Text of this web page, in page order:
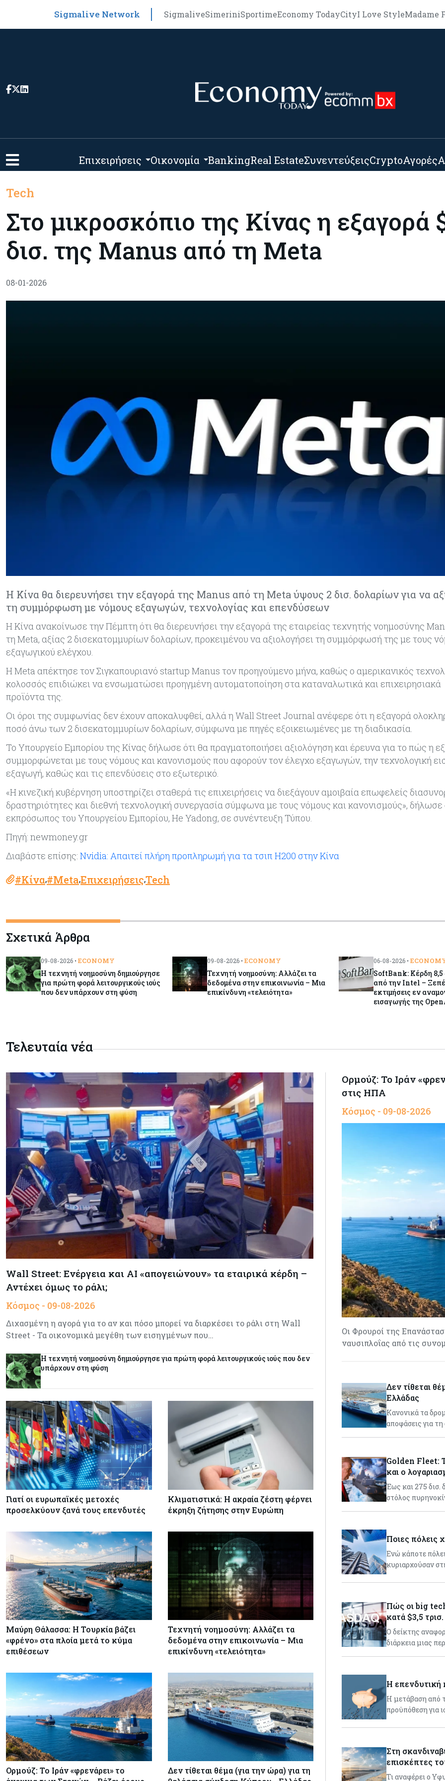
Sigmalive Network SigmaliveSimeriniSportimeEconomy TodayCityI Love StyleMadame
Επιχειρήσεις Οικονομία BankingReal EstateΣυνεντεύξειςCryptoΑγορές
Tech
Στο μικροσκόπιο της Κίνας η εξαγορά
δισ. της Manus από τη Meta
08-01-2026
Η Κίνα θα διερευνήσει την εξαγορά της Manus από τη Meta ύψους 2 δισ. δολαρίων για να
τη συμμόρφωση με νόμους εξαγωγών, τεχνολογίας και επενδύσεων
Η Κίνα ανακοίνωσε την Πέμπτη ότι θα διερευνήσει την εξαγορά της εταιρείας τεχνητής νοημοσύνης
τη Meta, αξίας 2 δισεκατομμυρίων δολαρίων, προκειμένου να αξιολογήσει τη συμμόρφωσή της με τους
εξαγωγικού ελέγχου.
Η Meta απέκτησε τον Σιγκαπουριανό startup Manus τον προηγούμενο μήνα, καθώς ο αμερικανικός
κολοσσός επιδιώκει να ενσωματώσει προηγμένη αυτοματοποίηση στα καταναλωτικά και επιχειρησιακά
προϊόντα της.
Οι όροι της συμφωνίας δεν έχουν αποκαλυφθεί, αλλά η Wall Street Journal ανέφερε ότι η εξαγορά
ποσό άνω των 2 δισεκατομμυρίων δολαρίων, σύμφωνα με πηγές εξοικειωμένες με τη διαδικασία.
Το Υπουργείο Εμπορίου της Κίνας δήλωσε ότι θα πραγματοποιήσει αξιολόγηση και έρευνα για το πώς η
συμμορφώνεται με τους νόμους και κανονισμούς που αφορούν τον έλεγχο εξαγωγών, την τεχνολογική
εξαγωγή, καθώς και τις επενδύσεις στο εξωτερικό.
«Η κινεζική κυβέρνηση υποστηρίζει σταθερά τις επιχειρήσεις να διεξάγουν αμοιβαία επωφελείς
δραστηριότητες και διεθνή τεχνολογική συνεργασία σύμφωνα με τους νόμους και κανονισμούς», δήλωσε
εκπρόσωπος του Υπουργείου Εμπορίου, He Yadong, σε συνέντευξη Τύπου.
Πηγή: newmoney.gr
Διαβάστε επίσης: Nvidia: Απαιτεί πλήρη προπληρωμή για τα τσιπ H200 στην Κίνα
#Κίνα,#Meta,Επιχειρήσεις,Tech
Σχετικά Άρθρα
09-08-2026 • ECONOMY
Η τεχνητή νοημοσύνη δημιούργησε
για πρώτη φορά λειτουργικούς ιούς
που δεν υπάρχουν στη φύση
09-08-2026 • ECONOMY
Τεχνητή νοημοσύνη: Αλλάζει τα
δεδομένα στην επικοινωνία – Μια
επικίνδυνη «τελειότητα»
06-08-2026 •
SoftBank: Κέρδη 8,5
από την Intel –
εκτιμήσεις εν
εισαγωγής της
Τελευταία νέα
Wall Street: Ενέργεια και AI «απογειώνουν» τα εταιρικά κέρδη –
Αντέχει όμως το ράλι;
Κόσμος - 09-08-2026
Διχασμένη η αγορά για το αν και πόσο μπορεί να διαρκέσει το ράλι στη Wall
Street - Τα οικονομικά μεγέθη των εισηγμένων που…
Η τεχνητή νοημοσύνη δημιούργησε για πρώτη φορά λειτουργικούς ιούς που δεν
υπάρχουν στη φύση
Γιατί οι ευρωπαϊκές μετοχές
προσελκύουν ξανά τους επενδυτές
Κλιματιστικά: Η ακραία ζέστη φέρνει
έκρηξη ζήτησης στην Ευρώπη
Μαύρη Θάλασσα: Η Τουρκία βάζει
«φρένο» στα πλοία μετά το κύμα
επιθέσεων
Τεχνητή νοημοσύνη: Αλλάζει τα
δεδομένα στην επικοινωνία – Μια
επικίνδυνη «τελειότητα»
Ορμούζ: Το Ιράν «φρενάρει» το
Δεν τίθεται θέμα (για την ώρα) για τη
Ορμούζ: Το Ιράν
στις ΗΠΑ
Κόσμος - 09-08-2026
Οι Φρουροί της
ναυσιπλοΐας από τις
Δεν τίθεται
Ελλάδας
Κανονικά τα
αποφάσεις για
Golden Fleet:
και ο
Έως και 275 δισ.
στόλος
Ποιες πόλεις
Ενώ κάποτε
κυριαρχούσαν
Πώς οι big
κατά $3,5 τρισ.
Ο δείκτης
διάρκεια μιας
Η επενδυτική
Η μετάβαση από
προϋπόθεση για
Στη
επισκέπτες
Τι αναφέρει ο